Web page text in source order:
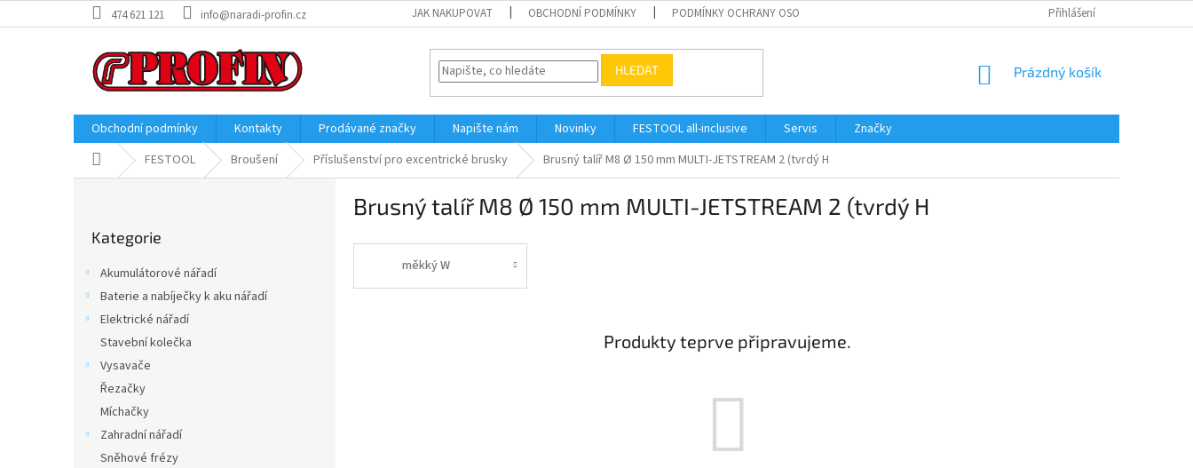
na
474 621 121 info@naradi-profin.cz JAK NAKUPOVAT OBCHODNÍ PODMÍNKY PODMÍNKY OCHRANY OSOBNÍCH ÚDAJŮ Přihlášení
HLEDAT
NÁKUPNÍ
Prázdný košík
Obchodní podmínky Kontakty Prodávané značky Napište nám Novinky FESTOOL all-inclusive Servis
Značky
Domů FESTOOL Broušení Příslušenství pro excentrické brusky Brusný talíř M8 Ø 150 mm MULTI-JETSTREAM 2 (tvrdý H
kategorie
Kategorie
Akumulátorové nářadí
Baterie a nabíječky k aku nářadí
Elektrické nářadí
Stavební kolečka
Vysavače
Řezačky
Míchačky
Zahradní nářadí
Sněhové frézy
Brusný talíř M8 Ø 150 mm MULTI-JETSTREAM 2 (tvrdý H
měkký W
Produkty teprve připravujeme.